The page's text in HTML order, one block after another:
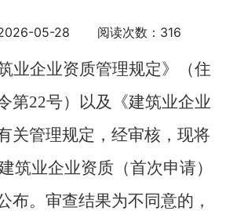
2026-05-28 阅读次数：316
业企业资质管理规定》（住
第22号）以及《建筑业企业
关管理规定，经审核，现将
筑业企业资质（首次申请）
布。审查结果为不同意的，